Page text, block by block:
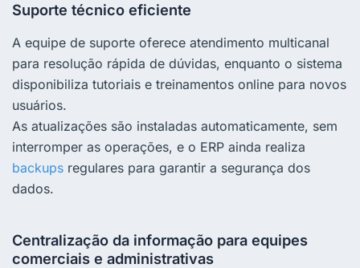
Suporte técnico eficiente
A equipe de suporte oferece atendimento multicanal
para resolução rápida de dúvidas, enquanto o sistema
disponibiliza tutoriais e treinamentos online para novos
usuários.
As atualizações são instaladas automaticamente, sem
interromper as operações, e o ERP ainda realiza
backups regulares para garantir a segurança dos
dados.
Centralização da informação para equipes
comerciais e administrativas